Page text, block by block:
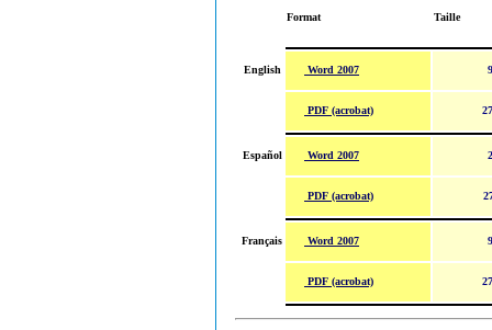
Format Taille
English Word 2007
PDF (acrobat)
Español Word 2007
PDF (acrobat)
Français Word 2007
PDF (acrobat)